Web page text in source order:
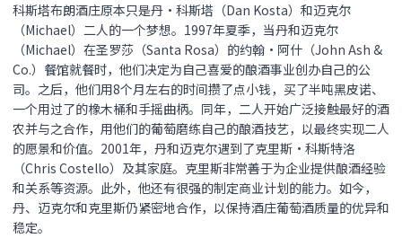
科斯塔布朗酒庄原本只是丹•科斯塔（Dan Kosta）和迈克尔
（Michael）二人的一个梦想。1997年夏季，当丹和迈克尔
（Michael）在圣罗莎（Santa Rosa）的约翰•阿什（John Ash &
Co.）餐馆就餐时，他们决定为自己喜爱的酿酒事业创办自己的公
司。之后，他们用8个月左右的时间攒了点小钱，买了半吨黑皮诺、
一个用过了的橡木桶和手摇曲柄。同年，二人开始广泛接触最好的酒
农并与之合作，用他们的葡萄磨练自己的酿酒技艺，以最终实现二人
的愿景和价值。2001年，丹和迈克尔遇到了克里斯•科斯特洛
（Chris Costello）及其家庭。克里斯非常善于为企业提供酿酒经验
和关系等资源。此外，他还有很强的制定商业计划的能力。如今，
丹、迈克尔和克里斯仍紧密地合作，以保持酒庄葡萄酒质量的优异和
稳定。